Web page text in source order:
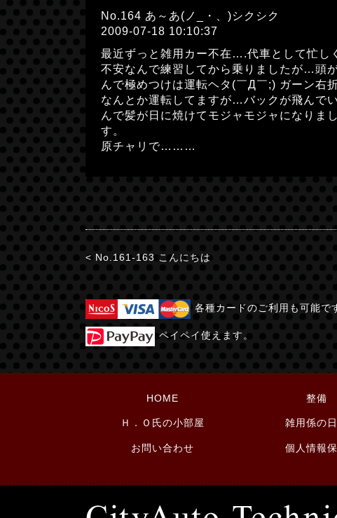
No.164 あ～あ(ノ_・、)シクシク
2009-07-18 10:10:37
最近ずっと雑用カー不在….代車として忙し
不安なんで練習してから乗りましたが…頭
んで極めつけは運転ヘタ(￣Д￣;) ガーン右
なんとか運転してますが…バックが飛んで
んで髪が日に焼けてモジャモジャになりま
す。
原チャリで………
< No.161-163 こんにちは
各種カードのご利用も可能で
ペイペイ使えます。
HOME 整備
Ｈ．Ｏ氏の小部屋 雑用係の
お問い合わせ 個人情報